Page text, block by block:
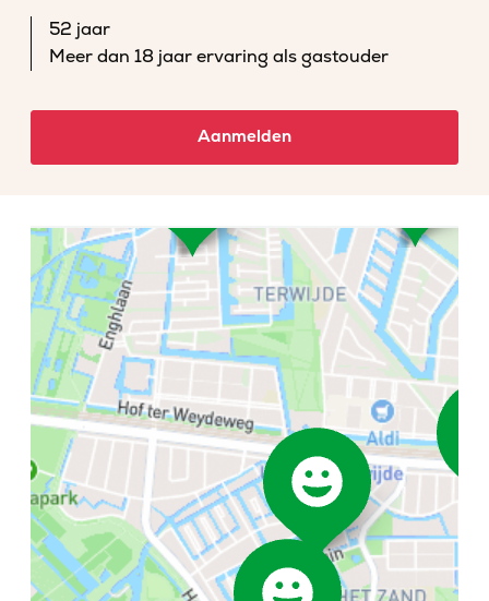
52 jaar
Meer dan 18 jaar ervaring als gastouder
Aanmelden